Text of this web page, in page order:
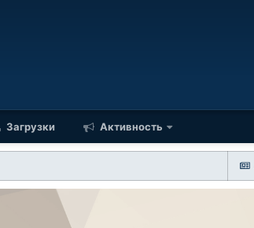
Загрузки Активность